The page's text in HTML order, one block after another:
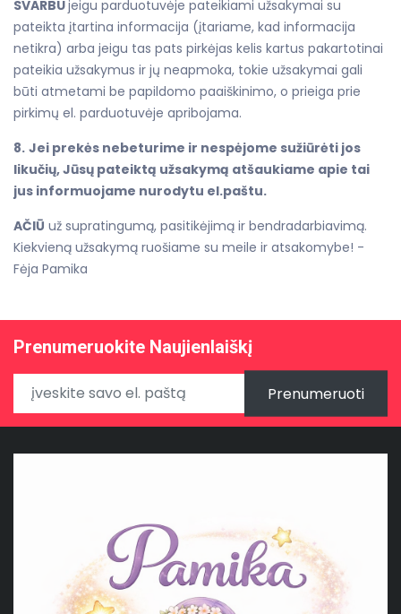
SVARBUjeigu parduotuvėje pateikiami užsakymai su
pateikta įtartina informacija (įtariame, kad informacija
netikra) arba jeigu tas pats pirkėjas kelis kartus pakartotinai
pateikia užsakymus ir jų neapmoka, tokie užsakymai gali
būti atmetami be papildomo paaiškinimo, o prieiga prie
pirkimų el. parduotuvėje apribojama.
8. Jei prekės nebeturime ir nespėjome sužiūrėti jos
likučių, Jūsų pateiktą užsakymą atšaukiame apie tai
jus informuojame nurodytu el.paštu.
AČIŪ už supratingumą, pasitikėjimą ir bendradarbiavimą.
Kiekvieną užsakymą ruošiame su meile ir atsakomybe! -
Fėja Pamika
Prenumeruokite Naujienlaiškį
Prenumeruoti